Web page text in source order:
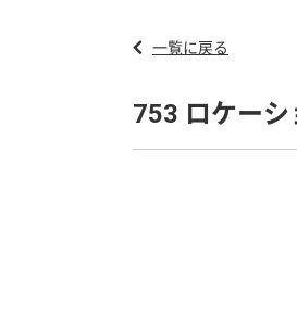
一覧に戻る
753 ロケー